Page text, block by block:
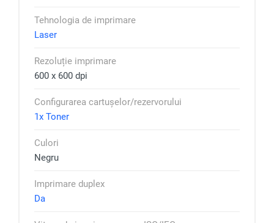
Tehnologia de imprimare
Laser
Rezoluție imprimare
600 x 600 dpi
Configurarea cartușelor/rezervorului
1x Toner
Culori
Negru
Imprimare duplex
Da